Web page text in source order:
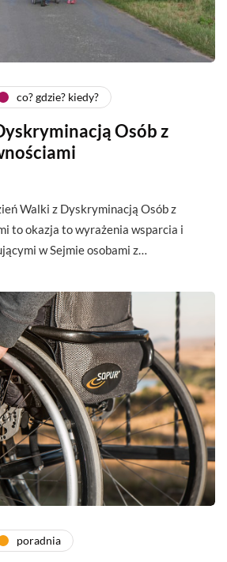
co? gdzie? kiedy?
Osób z
Walki z Dyskryminacją Osób z
to okazja to wyrażenia wsparcia i
w Sejmie osobami z…
poradnia